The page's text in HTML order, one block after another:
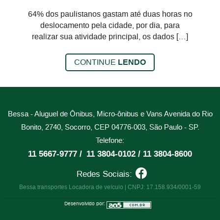
64% dos paulistanos gastam até duas horas no
deslocamento pela cidade, por dia, para
realizar sua atividade principal, os dados […]
CONTINUE LENDO
Bessa - Aluguel de Ônibus, Micro-ônibus e Vans Avenida do Rio
Bonito, 2740, Socorro, CEP 04776-003, São Paulo - SP.
Telefone:
11 5667-9777 / 11 3804-0102 / 11 3804-8600
Redes Sociais:
Bessa transportes Locadora de veículo | CNPJ: 17.158.934/0001-59
Desenvolvido por: